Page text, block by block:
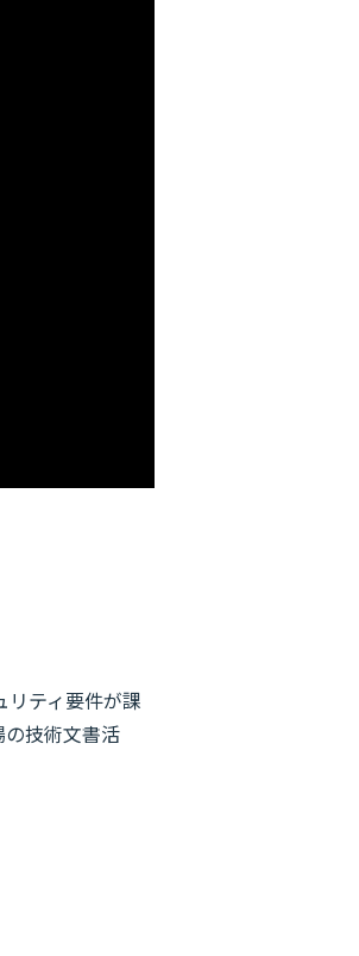
リティ要件が課
技術文書活